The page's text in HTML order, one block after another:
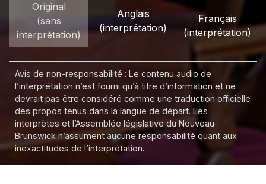
Original
(sans
interprétation)
Anglais
(interprétation)
Français
(interprétation)
Avis de non-responsabilité : Le contenu audio de
l’interprétation n’est fourni qu’à titre d’information et ne
devrait pas être considéré comme une traduction officielle
des propos tenus dans la langue de départ. Les
interprètes et l’Assemblée législative du Nouveau-
Brunswick n’assument aucune responsabilité quant aux
inexactitudes de l’interprétation.